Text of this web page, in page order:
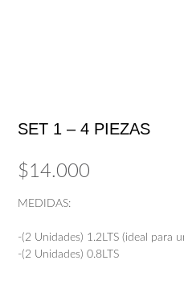
SET 1 – 4 PIEZAS
$14.000
MEDIDAS:
-(2 Unidades) 1.2LTS (ideal para
-(2 Unidades) 0.8LTS